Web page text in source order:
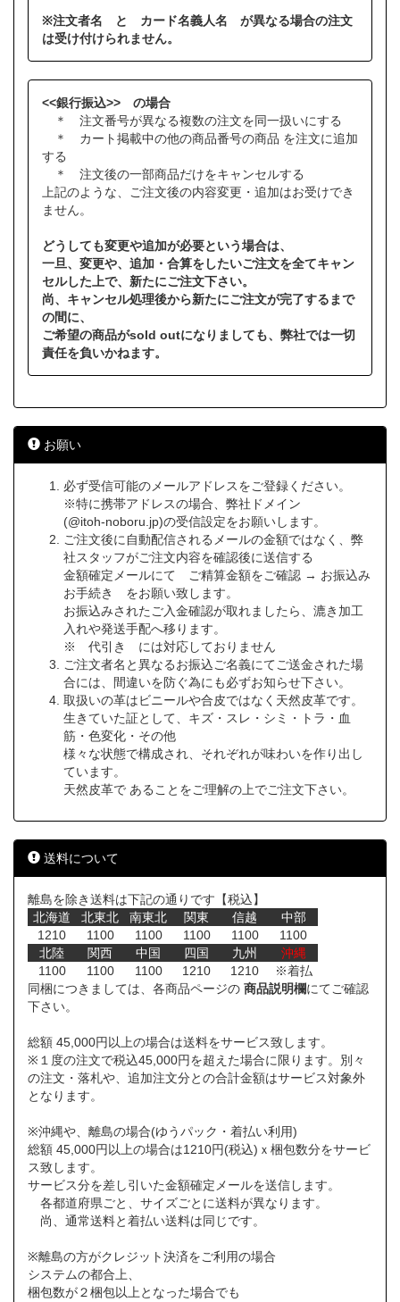
※注文者名 と カード名義人名 が異なる場合の注文
は受け付けられません。
<<銀行振込>> の場合
＊ 注文番号が異なる複数の注文を同一扱いにする
＊ カート掲載中の他の商品番号の商品 を注文に追加
する
＊ 注文後の一部商品だけをキャンセルする
上記のような、ご注文後の内容変更・追加はお受けでき
ません。
どうしても変更や追加が必要という場合は、
一旦、変更や、追加・合算をしたいご注文を全てキャン
セルした上で、新たにご注文下さい。
尚、キャンセル処理後から新たにご注文が完了するまで
の間に、
ご希望の商品がsold outになりましても、弊社では一切
責任を負いかねます。
お願い
必ず受信可能のメールアドレスをご登録ください。
※特に携帯アドレスの場合、弊社ドメイン
(@itoh-noboru.jp)の受信設定をお願いします。
ご注文後に自動配信されるメールの金額ではなく、弊
社スタッフがご注文内容を確認後に送信する
金額確定メールにて ご精算金額をご確認 → お振込み
お手続き をお願い致します。
お振込みされたご入金確認が取れましたら、漉き加工
入れや発送手配へ移ります。
※ 代引き には対応しておりません
ご注文者名と異なるお振込ご名義にてご送金された場
合には、間違いを防ぐ為にも必ずお知らせ下さい。
取扱いの革はビニールや合皮ではなく天然皮革です。
生きていた証として、キズ・スレ・シミ・トラ・血
筋・色変化・その他
様々な状態で構成され、それぞれが味わいを作り出し
ています。
天然皮革で あることをご理解の上でご注文下さい。
送料について
離島を除き送料は下記の通りです【税込】
北海道
北東北 南東北 関東 信越
中部
1210
1100 1100 1100 1100
1100
北陸
関西 中国 四国 九州
沖縄
1100
1100 1100 1210 1210
※着払
同梱につきましては、各商品ページの 商品説明欄にてご確認
下さい。
総額 45,000円以上の場合は送料をサービス致します。
※１度の注文で税込45,000円を超えた場合に限ります。別々
の注文・落札や、追加注文分との合計金額はサービス対象外
となります。
※沖縄や、離島の場合(ゆうパック・着払い利用)
総額 45,000円以上の場合は1210円(税込)ｘ梱包数分をサービ
ス致します。
サービス分を差し引いた金額確定メールを送信します。
各都道府県ごと、サイズごとに送料が異なります。
尚、通常送料と着払い送料は同じです。
※離島の方がクレジット決済をご利用の場合
システムの都合上、
梱包数が２梱包以上となった場合でも